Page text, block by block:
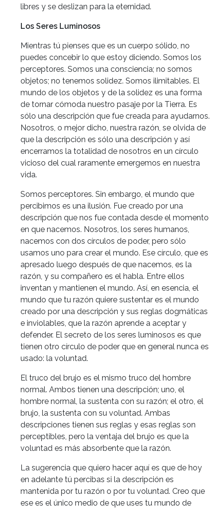
libres y se deslizan para la eternidad.
Los Seres Luminosos
Mientras tú pienses que es un cuerpo sólido, no
puedes concebir lo que estoy diciendo. Somos los
perceptores. Somos una consciencia; no somos
objetos; no tenemos solidez. Somos ilimitables. El
mundo de los objetos y de la solidez es una forma
de tornar cómoda nuestro pasaje por la Tierra. Es
sólo una descripción que fue creada para ayudarnos.
Nosotros, o mejor dicho, nuestra razón, se olvida de
que la descripción es sólo una descripción y así
encerramos la totalidad de nosotros en un círculo
vicioso del cual raramente emergemos en nuestra
vida.
Somos perceptores. Sin embargo, el mundo que
percibimos es una ilusión. Fue creado por una
descripción que nos fue contada desde el momento
en que nacemos. Nosotros, los seres humanos,
nacemos con dos círculos de poder, pero sólo
usamos uno para crear el mundo. Ese círculo, que es
apresado luego después de que nacemos, es la
razón, y su compañero es el habla. Entre ellos
inventan y mantienen el mundo. Así, en esencia, el
mundo que tu razón quiere sustentar es el mundo
creado por una descripción y sus reglas dogmáticas
e inviolables, que la razón aprende a aceptar y
defender. El secreto de los seres luminosos es que
tienen otro círculo de poder que en general nunca es
usado: la voluntad.
El truco del brujo es el mismo truco del hombre
normal. Ambos tienen una descripción; uno, el
hombre normal, la sustenta con su razón; el otro, el
brujo, la sustenta con su voluntad. Ambas
descripciones tienen sus reglas y esas reglas son
perceptibles, pero la ventaja del brujo es que la
voluntad es más absorbente que la razón.
La sugerencia que quiero hacer aquí es que de hoy
en adelante tú percibas si la descripción es
mantenida por tu razón o por tu voluntad. Creo que
ese es el único medio de que uses tu mundo de